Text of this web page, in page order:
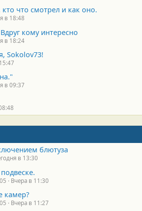
что смотрел и как оно.
в 18:48
кому интересно
в 18:24
Sokolov73!
в 09:37
блютуза
в 13:30
Вчера в 11:30
камер?
Вчера в 11:27